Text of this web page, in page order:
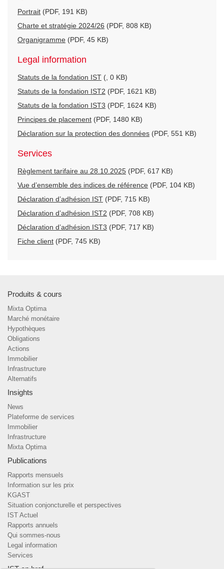
Portrait (PDF, 191 KB)
Charte et stratégie 2024/26 (PDF, 808 KB)
Organigramme (PDF, 45 KB)
Legal information
Statuts de la fondation IST (, 0 KB)
Statuts de la fondation IST2 (PDF, 1621 KB)
Statuts de la fondation IST3 (PDF, 1624 KB)
Principes de placement (PDF, 1480 KB)
Déclaration sur la protection des données (PDF, 551 KB)
Services
Règlement tarifaire au 28.10.2025 (PDF, 617 KB)
Vue d’ensemble des indices de référence (PDF, 104 KB)
Déclaration d’adhésion IST (PDF, 715 KB)
Déclaration d’adhésion IST2 (PDF, 708 KB)
Déclaration d’adhésion IST3 (PDF, 717 KB)
Fiche client (PDF, 745 KB)
Produits & cours
Mixta Optima
Marché monétaire
Hypothèques
Obligations
Actions
Immobilier
Infrastructure
Alternatifs
Insights
News
Plateforme de services
Immobilier
Infrastructure
Mixta Optima
Publications
Rapports mensuels
Information sur les prix
KGAST
Situation conjoncturelle et perspectives
IST Actuel
Rapports annuels
Qui sommes-nous
Legal information
Services